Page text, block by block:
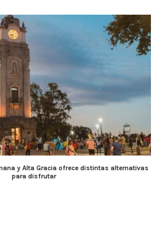
y Alta Gracia ofrece distintas alternativas
para disfrutar